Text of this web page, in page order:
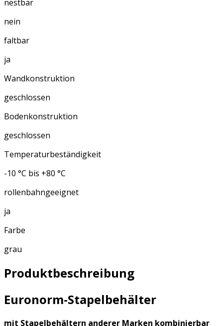
nestbar
nein
faltbar
ja
Wandkonstruktion
geschlossen
Bodenkonstruktion
geschlossen
Temperaturbeständigkeit
-10 °C bis +80 °C
rollenbahngeeignet
ja
Farbe
grau
Produktbeschreibung
Euronorm-Stapelbehälter
mit Stapelbehältern anderer Marken kombinierbar